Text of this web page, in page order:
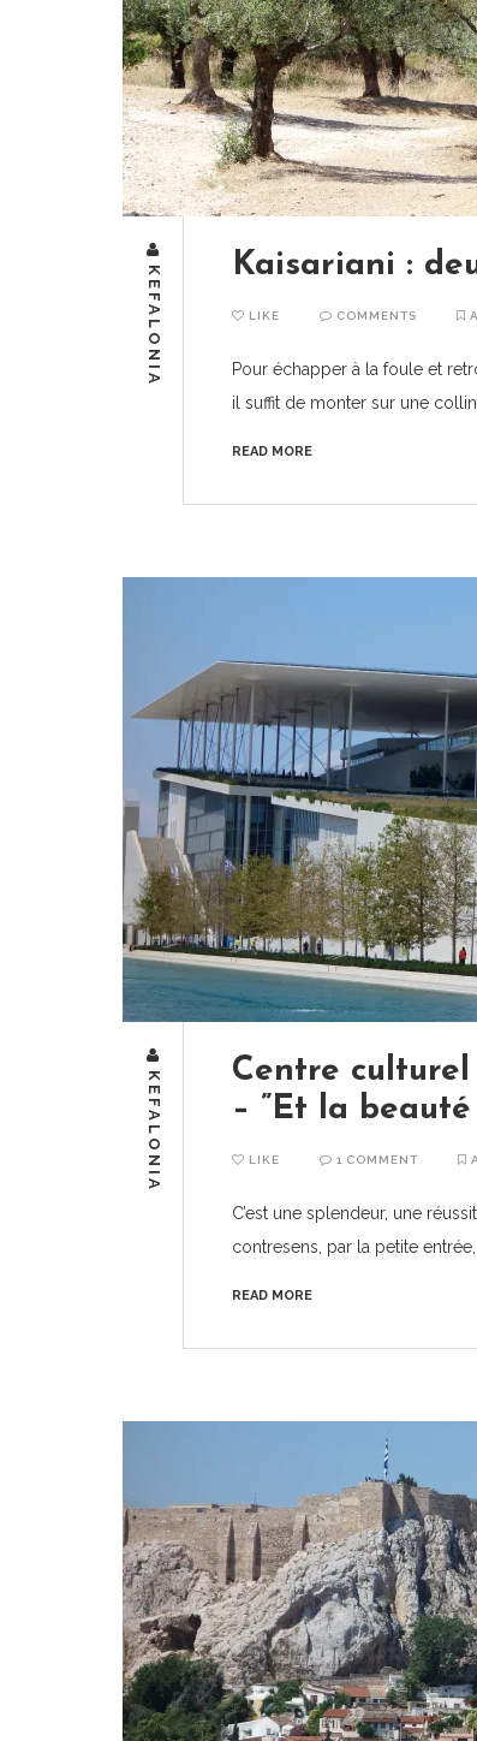
KEFALONIA Kaisariani :
LIKE COMMENTS
Pour échapper à la foule et
il suffit de monter sur une
READ MORE
KEFALONIA
Centre
– ”Et la
LIKE 1 COMMENT
C’est une splendeur, une
contresens, par la petite entrée,
READ MORE